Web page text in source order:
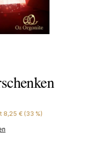
8,25 € (33 %)